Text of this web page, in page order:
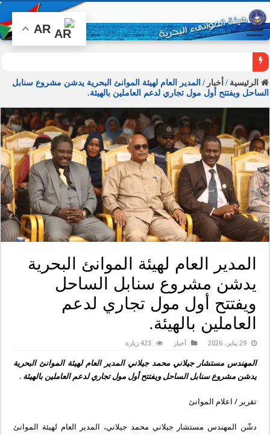
الرئيسية / أخبار / المدير العام لهيئة الموانئ البحرية يدشن مشروع سنابل
الساحل ويفتتح أول مول تجاري لدعم العاملين بالهيئة.
المدير العام لهيئة الموانئ البحرية
يدشن مشروع سنابل الساحل
ويفتتح أول مول تجاري لدعم
العاملين بالهيئة.
29 يناير، 2026 أخبار 423 زيارة
المهندس مستشار جيلاني محمد جيلاني المدير العام لهيئة الموانئ البحرية
يدشن مشروع سنابل الساحل ويفتتح أول مول تجاري لدعم العاملين بالهيئة .
تقرير / اعلام الموانئ
دشّن المهندس مستشار جيلاني محمد جيلاني، المدير العام لهيئة الموانئ
AR